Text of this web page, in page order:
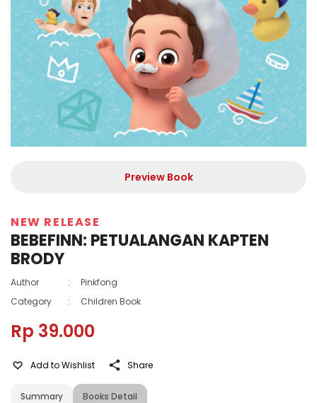
Preview Book
NEW RELEASE
BEBEFINN: PETUALANGAN KAPTEN
BRODY
Author :
Pinkfong
Category
: Children Book
Rp 39.000
Summary Books Detail
Add to Wishlist Share